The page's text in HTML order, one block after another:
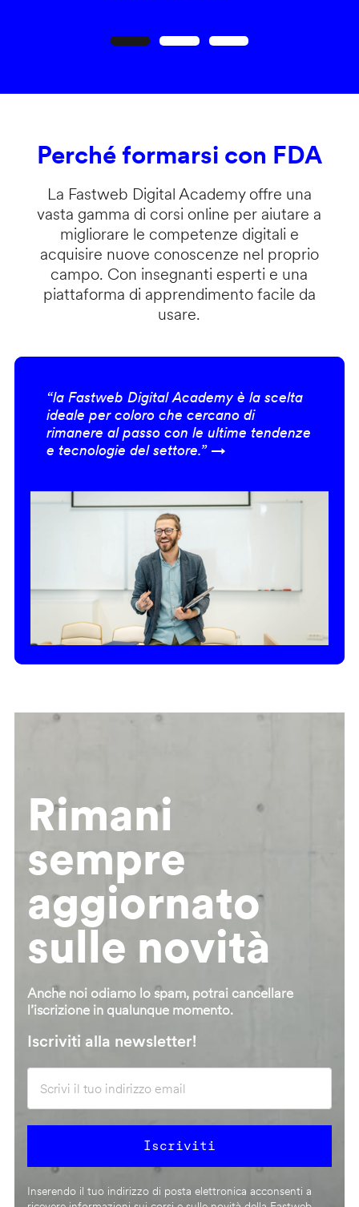
Perché formarsi con FDA
La Fastweb Digital Academy offre una
vasta gamma di corsi online per aiutare a
migliorare le competenze digitali e
acquisire nuove conoscenze nel proprio
campo. Con insegnanti esperti e una
piattaforma di apprendimento facile da
usare.
“la Fastweb Digital Academy è la scelta
ideale per coloro che cercano di
rimanere al passo con le ultime tendenze
e tecnologie del settore.” →
Rimani
sempre
aggiornato
sulle novità
Anche noi odiamo lo spam, potrai cancellare
l’iscrizione in qualunque momento.
Iscriviti alla newsletter!
Inserendo il tuo indirizzo di posta elettronica acconsenti a